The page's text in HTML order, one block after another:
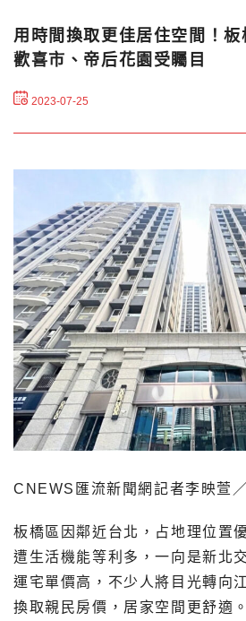
用時間換取更佳居住空間！板
歡喜市、帝后花園受矚目
2023-07-25
CNEWS匯流新聞網記者李映萱
板橋區因鄰近台北，占地理位置
遭生活機能等利多，一向是新北
運宅單價高，不少人將目光轉向
換取親民房價，居家空間更舒適